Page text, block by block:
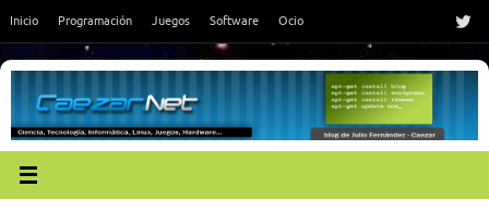
contenido
Inicio Programación Juegos Software Ocio